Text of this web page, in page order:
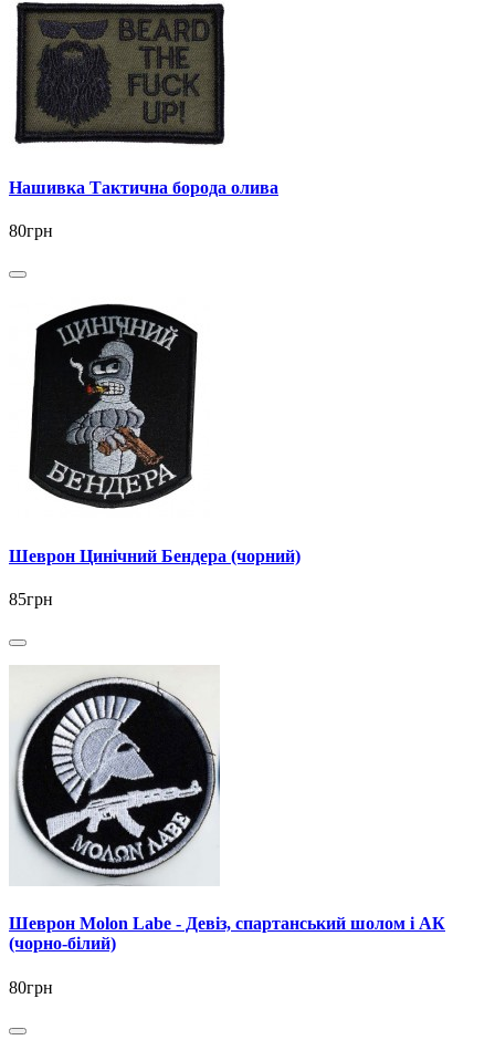
Нашивка Тактична борода олива
80грн
Шеврон Цинічний Бендера (чорний)
85грн
Шеврон Molon Labe - Девіз, спартанський шолом і АК
(чорно-білий)
80грн